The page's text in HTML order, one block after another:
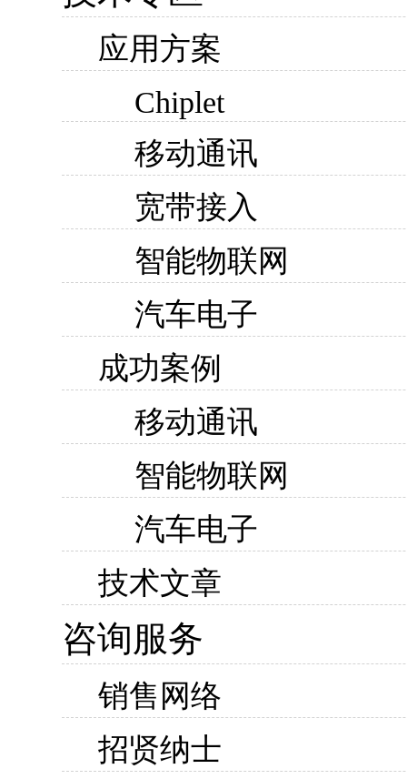
应用方案
Chiplet
移动通讯
宽带接入
智能物联网
汽车电子
成功案例
移动通讯
智能物联网
汽车电子
技术文章
咨询服务
销售网络
招贤纳士